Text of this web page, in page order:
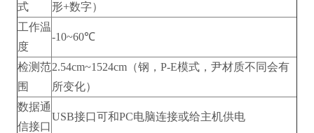
式
形+数字）
工作温
度
-10~60℃
检测范
围
2.54cm~1524cm（钢，P-E模式，尹材质不同会有
所变化）
数据通
信接口
USB接口可和PC电脑连接或给主机供电